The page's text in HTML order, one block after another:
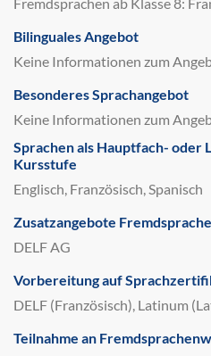
Bilinguales Angebot
Keine Informationen zum
Besonderes Sprachangebot
Keine Informationen zum
Sprachen als Hauptfach- oder
Kursstufe
Englisch, Französisch, Spanisch
Zusatzangebote
DELF AG
Vorbereitung auf
DELF (Französisch), Latinum
Teilnahme an